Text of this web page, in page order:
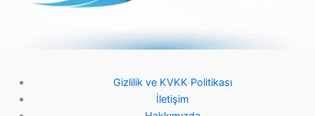
Gizlilik ve KVKK Politikası
İletişim